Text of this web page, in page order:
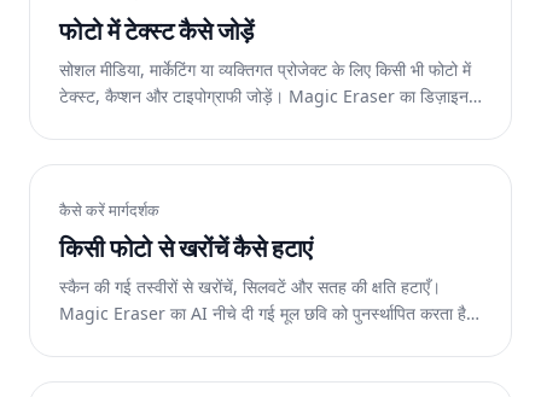
फोटो में टेक्स्ट कैसे जोड़ें
सोशल मीडिया, मार्केटिंग या व्यक्तिगत प्रोजेक्ट के लिए किसी भी फोटो में
टेक्स्ट, कैप्शन और टाइपोग्राफी जोड़ें। Magic Eraser का डिज़ाइन
कैसे करें मार्गदर्शक
किसी फोटो से खरोंचें कैसे हटाएं
स्कैन की गई तस्वीरों से खरोंचें, सिलवटें और सतह की क्षति हटाएँ।
Magic Eraser का AI नीचे दी गई मूल छवि को पुनर्स्थापित करता है।